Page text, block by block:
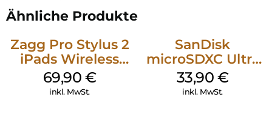
Ähnliche Produkte
Zagg Pro Stylus 2
iPads Wireless
Charging Grau
69,90 €
inkl. MwSt.
SanDisk
microSDXC Ultra
128 GB + Adapter
Mobile
33,90 €
inkl. MwSt.